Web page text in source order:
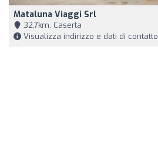
Mataluna Viaggi Srl
32,7km, Caserta
Visualizza indirizzo e dati di contatto